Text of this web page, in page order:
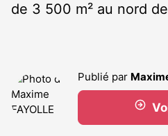
de 3 500 m² au nord
Publié par